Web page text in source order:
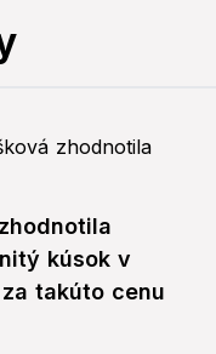
kúsok v
takúto cenu